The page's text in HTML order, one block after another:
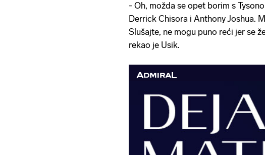
- Oh, možda se opet borim s
Derrick Chisora i Anthony Joshua.
Slušajte, ne mogu puno reći jer se
rekao je Usik.